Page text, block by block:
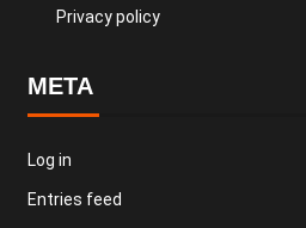
Privacy policy
META
Log in
Entries feed